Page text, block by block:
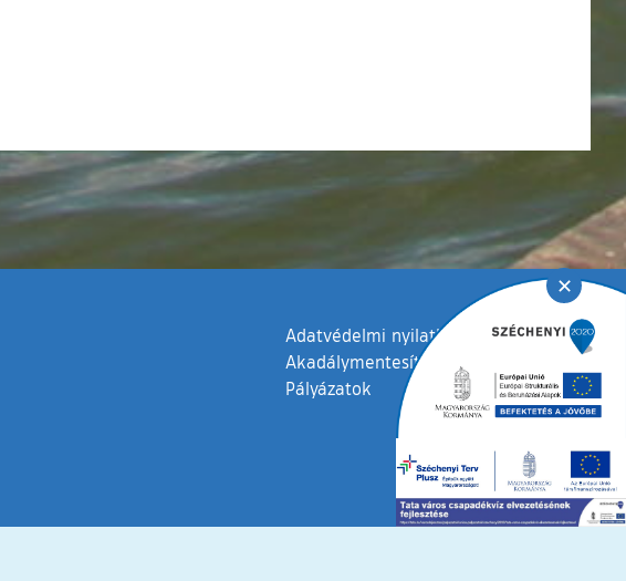
Adatvédelmi nyilatkozat
Akadálymentesítési nyilatkozat
Pályázatok
✕